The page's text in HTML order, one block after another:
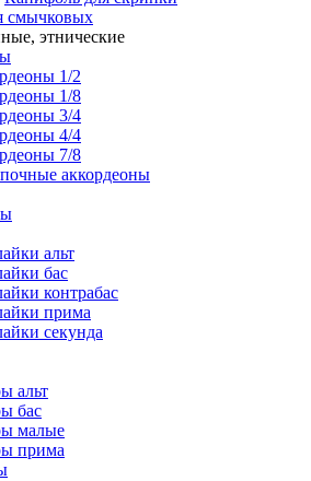
смычковых
этнические
1/2
1/8
3/4
4/4
7/8
аккордеоны
альт
бас
контрабас
прима
секунда
альт
бас
малые
прима